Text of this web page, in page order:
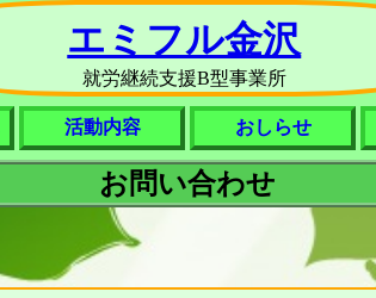
エミフル金沢
就労継続支援B型事業所
活動内容 おしらせ
お問い合わせ